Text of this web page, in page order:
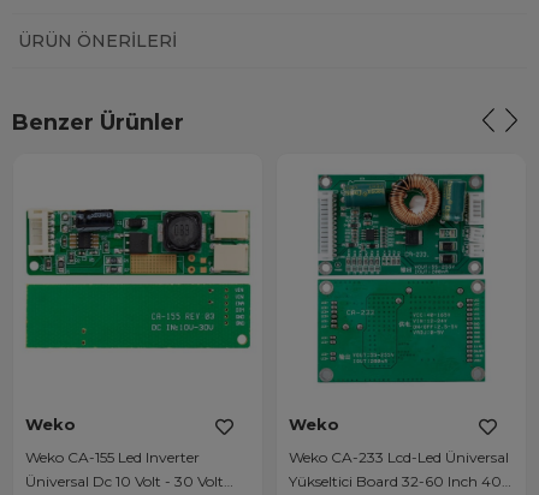
ÜRÜN ÖNERILERI
Benzer Ürünler
Weko
Weko CA-155 Led Inverter
Üniversal Dc 10 Volt - 30 Volt
Weko
Weko CA-233 Lcd-Led Üniversal
Yükseltici Board 32-60 Inch 40-